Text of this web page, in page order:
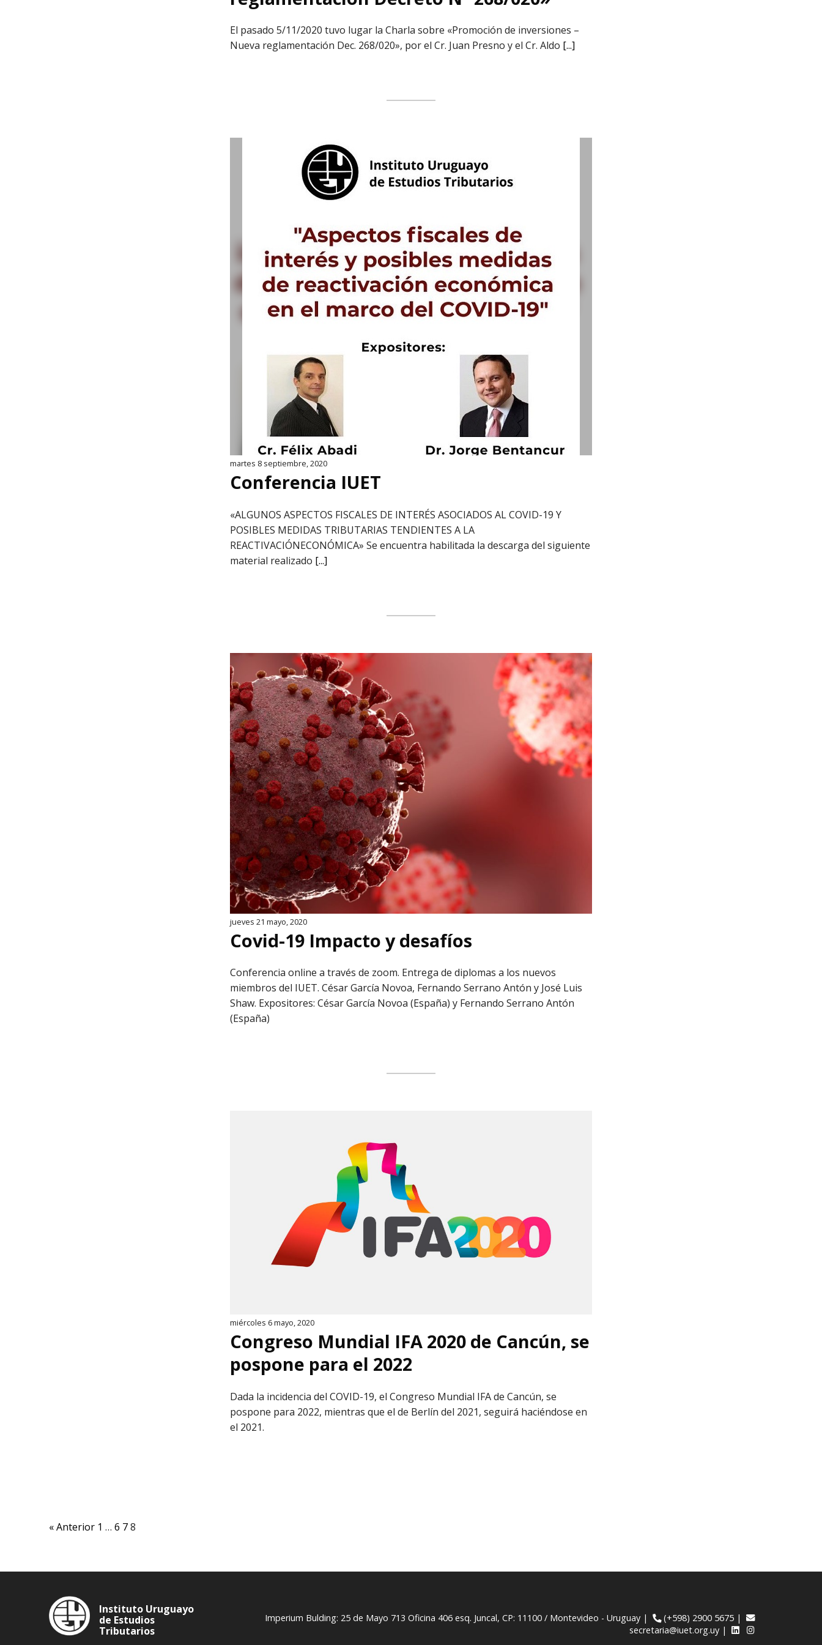
El pasado 5/11/2020 tuvo lugar la Charla sobre «Promoción de inversiones –
Nueva reglamentación Dec. 268/020», por el Cr. Juan Presno y el Cr. Aldo [...]
martes 8 septiembre, 2020
Conferencia IUET
«ALGUNOS ASPECTOS FISCALES DE INTERÉS ASOCIADOS AL COVID-19 Y
POSIBLES MEDIDAS TRIBUTARIAS TENDIENTES A LA
REACTIVACIÓNECONÓMICA» Se encuentra habilitada la descarga del siguiente
material realizado [...]
jueves 21 mayo, 2020
Covid-19 Impacto y desafíos
Conferencia online a través de zoom. Entrega de diplomas a los nuevos
miembros del IUET. César García Novoa, Fernando Serrano Antón y José Luis
Shaw. Expositores: César García Novoa (España) y Fernando Serrano Antón
(España)
miércoles 6 mayo, 2020
Congreso Mundial IFA 2020 de Cancún, se
pospone para el 2022
Dada la incidencia del COVID-19, el Congreso Mundial IFA de Cancún, se
pospone para 2022, mientras que el de Berlín del 2021, seguirá haciéndose en
el 2021.
« Anterior 1 … 6 78
Instituto Uruguayo
de Estudios
Tributarios
Imperium Bulding: 25 de Mayo 713 Oficina 406 esq. Juncal, CP: 11100 / Montevideo - Uruguay | (+598) 2900 5675 |
secretaria@iuet.org.uy |